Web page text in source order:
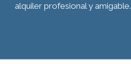
alquiler profesional y amigable.